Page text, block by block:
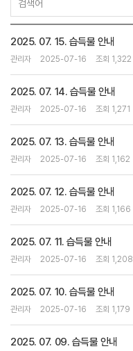
2025. 07. 15. 습득물 안내
관리자 2025-07-16 조회 1,322
2025. 07. 14. 습득물 안내
관리자 2025-07-16 조회 1,271
2025. 07. 13. 습득물 안내
관리자 2025-07-16 조회 1,162
2025. 07. 12. 습득물 안내
관리자 2025-07-16 조회 1,166
2025. 07. 11. 습득물 안내
관리자 2025-07-16 조회 1,208
2025. 07. 10. 습득물 안내
관리자 2025-07-16 조회 1,179
2025. 07. 09. 습득물 안내